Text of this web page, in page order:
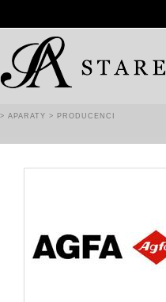
> APARATY > PRODUCENCI